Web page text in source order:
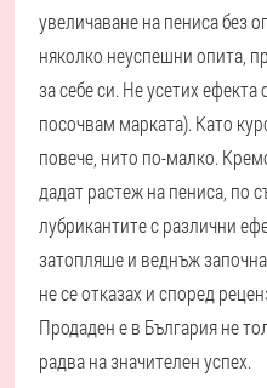
увеличаване на пениса без
няколко неуспешни опита,
за себе си. Не усетих
посочвам марката). Като
повече, нито по-малко.
дадат растеж на пениса, по
лубрикантите с различни
затопляше и веднъж
не се отказах и според
Продаден е в България не
радва на значителен успех.